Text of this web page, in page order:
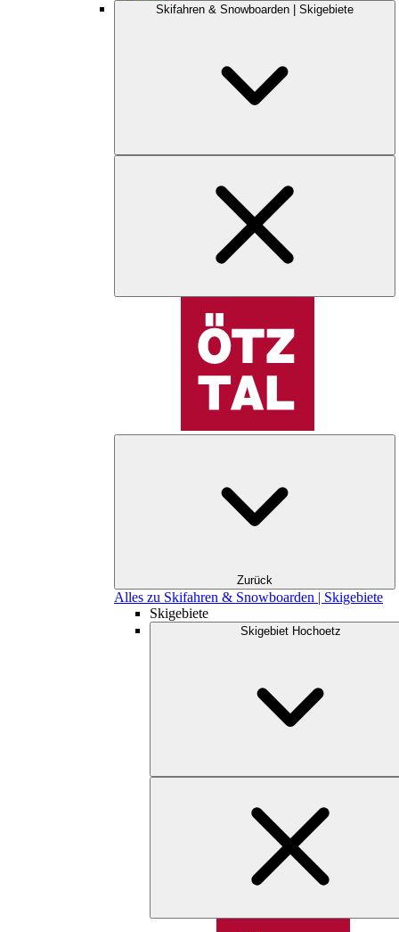
Skifahren & Snowboarden | Skigebiete
Zurück
Alles zu Skifahren & Snowboarden | Skigebiete
Skigebiete
Skigebiet Hochoetz